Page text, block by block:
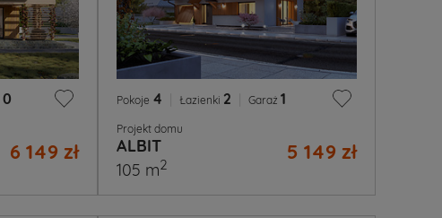
0
6 149 zł
Pokoje 4 Łazienki 2 Garaż 1
Projekt domu
ALBIT 5 149 zł
105 m2